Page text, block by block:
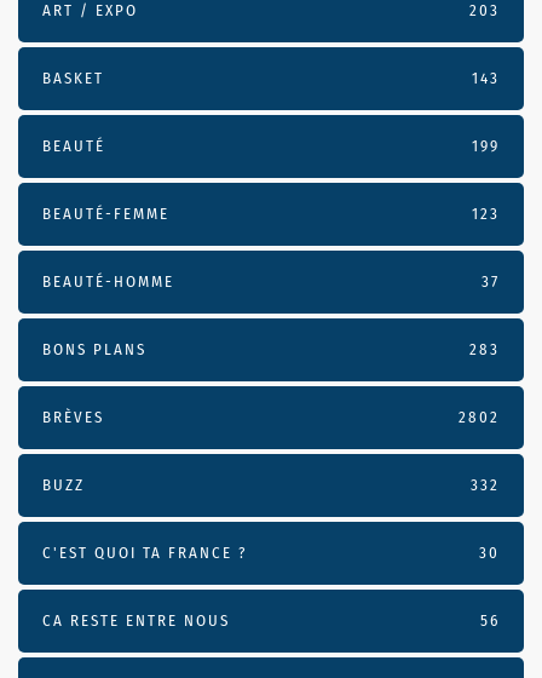
ART / EXPO 203
BASKET 143
BEAUTÉ 199
BEAUTÉ-FEMME 123
BEAUTÉ-HOMME 37
BONS PLANS 283
BRÈVES 2802
BUZZ 332
C'EST QUOI TA FRANCE ? 30
CA RESTE ENTRE NOUS 56